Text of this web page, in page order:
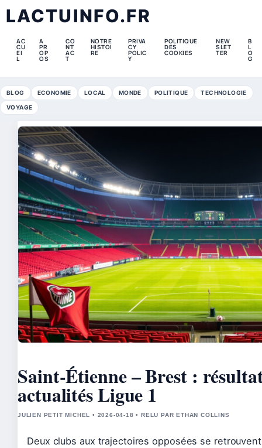
LACTUINFO.FR
AC
CU
EI
L
A
PR
OP
OS
CO
NT
AC
T
NOTRE
HISTOI
RE
PRIVA
CY
POLIC
Y
POLITIQUE
DES
COOKIES
NEW
SLET
TER
B
L
O
G
BLOG ECONOMIE LOCAL MONDE POLITIQUE TECHNOLOGIE
VOYAGE
Saint-Étienne – Brest :
actualités Ligue 1
JULIEN PETIT MICHEL • 2026-04-18 • RELU PAR ETHAN COLLINS
Deux clubs aux trajectoires opposées se